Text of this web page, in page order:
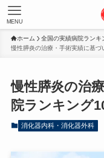
MENU
ホーム 全国の実績病院ランキ
慢性膵炎の治療・手術実績に基
慢性膵炎の治
院ランキング
消化器内科・消化器外科